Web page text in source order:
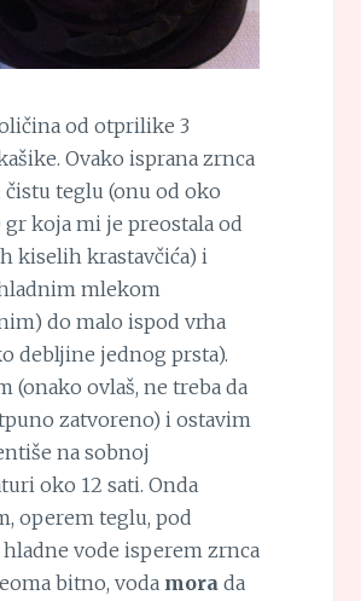
od otprilike 3
Ovako isprana zrnca
čistu teglu (onu od oko
koja mi je preostala od
kiselih krastavčića) i
mlekom
do malo ispod vrha
debljine jednog prsta).
(onako ovlaš, ne treba da
zatvoreno) i ostavim
na sobnoj
oko 12 sati. Onda
operem teglu, pod
vode isperem zrnca
bitno, voda mora da